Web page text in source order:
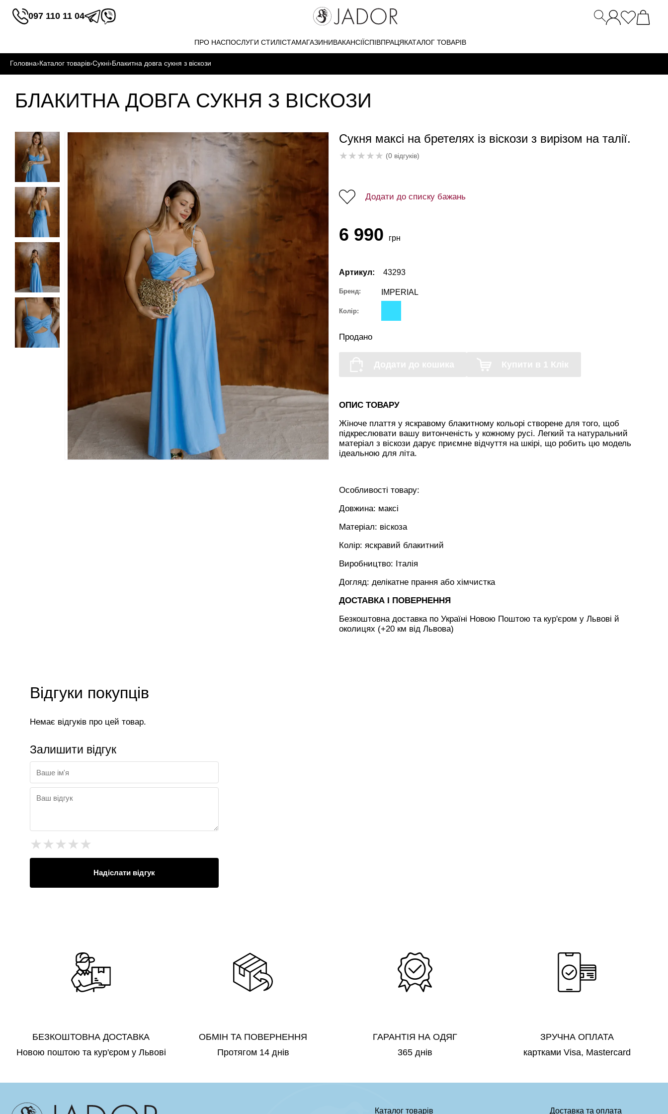
097 110 11 04
ПРО НАСПОСЛУГИ СТИЛІСТАМАГАЗИНИВАКАНСІЇСПІВПРАЦЯКАТАЛОГ ТОВАРІВ
Головна›Каталог товарів›Сукні›Блакитна довга сукня з віскози
БЛАКИТНА ДОВГА СУКНЯ З ВІСКОЗИ
Сукня максі на бретелях із віскози з вирізом на талії.
★★★★★ (0 відгуків)
Додати до списку бажань
6 990 грн
Артикул: 43293
Бренд: IMPERIAL
Колір:
Продано
Додати до кошика Купити в 1 Клік
ОПИС ТОВАРУ
Жіноче плаття у яскравому блакитному кольорі створене для того, щоб
підкреслювати вашу витонченість у кожному русі. Легкий та натуральний
матеріал з віскози дарує приємне відчуття на шкірі, що робить цю модель
ідеальною для літа.
Особливості товару:
Довжина: максі
Матеріал: віскоза
Колір: яскравий блакитний
Виробництво: Італія
Догляд: делікатне прання або хімчистка
ДОСТАВКА І ПОВЕРНЕННЯ
Безкоштовна доставка по Україні Новою Поштою та кур'єром у Львові й
околицях (+20 км від Львова)
Відгуки покупців
Немає відгуків про цей товар.
Залишити відгук
★★★★★
Надіслати відгук
БЕЗКОШТОВНА ДОСТАВКА
Новою поштою та кур'єром у Львові
ОБМІН ТА ПОВЕРНЕННЯ
Протягом 14 днів
ГАРАНТІЯ НА ОДЯГ
365 днів
ЗРУЧНА ОПЛАТА
картками Visa, Mastercard
Каталог товарів Доставка та оплата